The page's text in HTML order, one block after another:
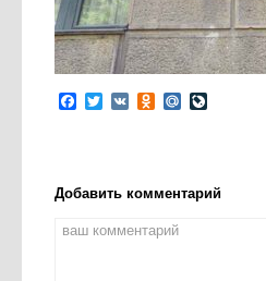
Facebook
Twitter
VK Odnoklassniki
Mail.Ru
Добавить комментарий